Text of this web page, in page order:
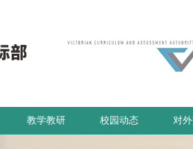
教学教研 校园动态 对